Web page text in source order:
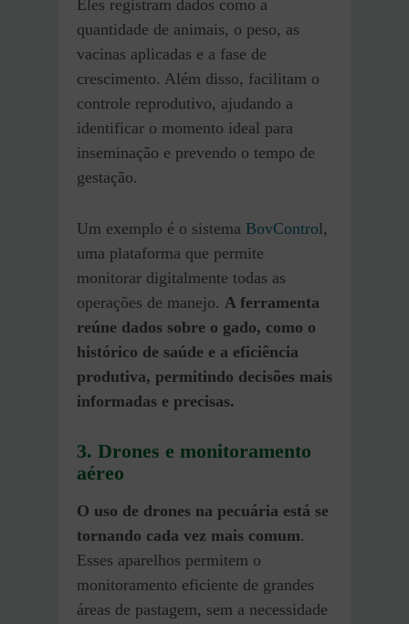
Eles registram dados como a
quantidade de animais, o peso, as
vacinas aplicadas e a fase de
crescimento. Além disso, facilitam o
controle reprodutivo, ajudando a
identificar o momento ideal para
inseminação e prevendo o tempo de
gestação.
Um exemplo é o sistema BovControl,
uma plataforma que permite
monitorar digitalmente todas as
operações de manejo. A ferramenta
reúne dados sobre o gado, como o
histórico de saúde e a eficiência
produtiva, permitindo decisões mais
informadas e precisas.
3. Drones e monitoramento
aéreo
O uso de drones na pecuária está se
tornando cada vez mais comum.
Esses aparelhos permitem o
monitoramento eficiente de grandes
áreas de pastagem, sem a necessidade